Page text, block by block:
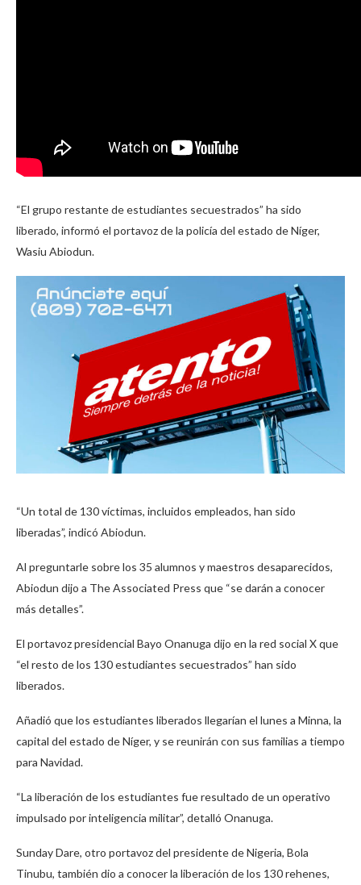
“El grupo restante de estudiantes secuestrados” ha sido
liberado, informó el portavoz de la policía del estado de Níger,
Wasiu Abiodun.
“Un total de 130 víctimas, incluidos empleados, han sido
liberadas”, indicó Abiodun.
Al preguntarle sobre los 35 alumnos y maestros desaparecidos,
Abiodun dijo a The Associated Press que “se darán a conocer
más detalles”.
El portavoz presidencial Bayo Onanuga dijo en la red social X que
“el resto de los 130 estudiantes secuestrados” han sido
liberados.
Añadió que los estudiantes liberados llegarían el lunes a Minna, la
capital del estado de Níger, y se reunirán con sus familias a tiempo
para Navidad.
“La liberación de los estudiantes fue resultado de un operativo
impulsado por inteligencia militar”, detalló Onanuga.
Sunday Dare, otro portavoz del presidente de Nigeria, Bola
Tinubu, también dio a conocer la liberación de los 130 rehenes,